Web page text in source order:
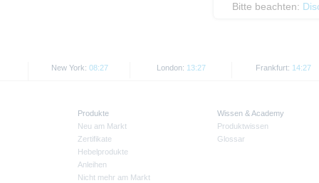
Bitte beachten:
New York: 08:27 London: 13:27 Frankfurt: 14:27
Produkte
Neu am Markt
Zertifikate
Hebelprodukte
Anleihen
Nicht mehr am Markt
Wissen & Academy
Produktwissen
Glossar